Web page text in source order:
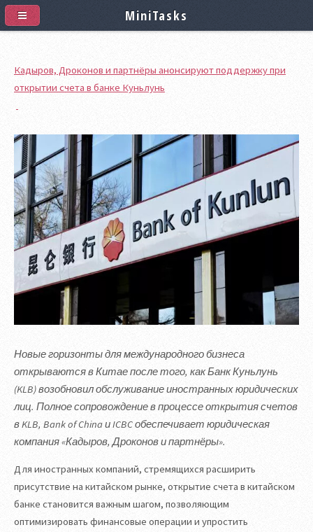
Кадыров, Дроконов и партнёры анонсируют поддержку при
открытии счета в банке Куньлунь
Новые горизонты для международного бизнеса
открываются в Китае после того, как Банк Куньлунь
(KLB) возобновил обслуживание иностранных юридических
лиц. Полное сопровождение в процессе открытия счетов
в KLB, Bank of China и ICBC обеспечивает юридическая
компания «Кадыров, Дроконов и партнёры».
Для иностранных компаний, стремящихся расширить
присутствие на китайском рынке, открытие счета в китайском
банке становится важным шагом, позволяющим
оптимизировать финансовые операции и упростить
MiniTasks